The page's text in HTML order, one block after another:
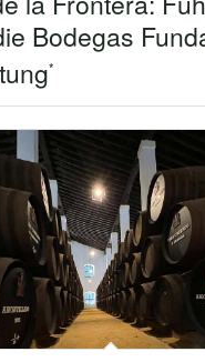
Bodegas